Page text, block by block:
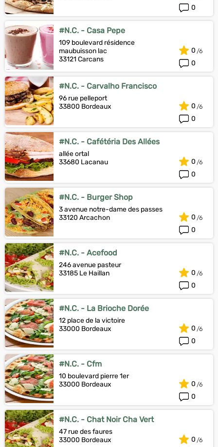
0
#N.C. - Casa Pepe
109 boulevard résidence
maubuisson lac
33121 Carcans
0
0
#N.C. - Carvalho Francisco
96 rue pelleport
33800 Bordeaux
0
0
#N.C. - Cafétéria Des Allées
allée ortal
33680 Lacanau
0
0
#N.C. - Burger Shop
3 avenue notre-dame des passes
33120 Arcachon
0
0
#N.C. - Acefood
246 avenue pasteur
33185 Le Haillan
0
0
#N.C. - La Brioche Dorée
12 place de la victoire
33000 Bordeaux
0
0
#N.C. - Cfm
10 boulevard pierre 1er
33000 Bordeaux
0
0
#N.C. - Chat Noir Cha Vert
47 rue des faures
33000 Bordeaux
0